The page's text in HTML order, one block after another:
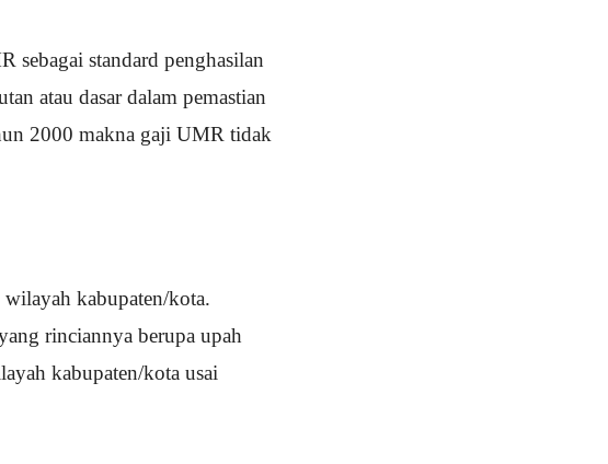
sebagai standard penghasilan
atau dasar dalam pemastian
2000 makna gaji UMR tidak
kabupaten/kota.
rinciannya berupa upah
kabupaten/kota usai